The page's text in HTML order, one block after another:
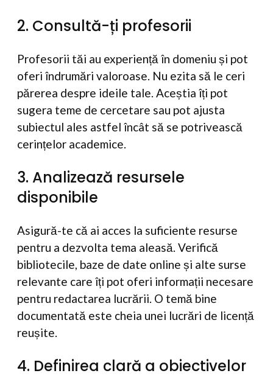
2. Consultă-ți profesorii
Profesorii tăi au experiență în domeniu și pot
oferi îndrumări valoroase. Nu ezita să le ceri
părerea despre ideile tale. Aceștia îți pot
sugera teme de cercetare sau pot ajusta
subiectul ales astfel încât să se potrivească
cerințelor academice.
3. Analizează resursele
disponibile
Asigură-te că ai acces la suficiente resurse
pentru a dezvolta tema aleasă. Verifică
bibliotecile, baze de date online și alte surse
relevante care îți pot oferi informații necesare
pentru redactarea lucrării. O temă bine
documentată este cheia unei lucrări de licență
reușite.
4. Definirea clară a obiectivelor